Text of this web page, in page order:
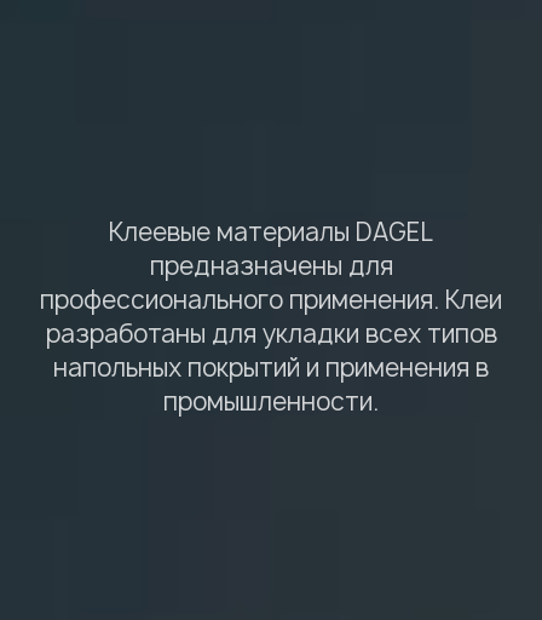
Клеевые материалы DAGEL
предназначены для
профессионального применения. Клеи
разработаны для укладки всех типов
напольных покрытий и применения в
промышленности.